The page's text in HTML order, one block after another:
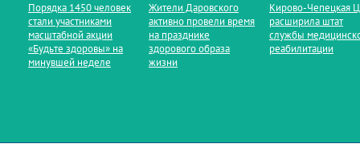
Порядка 1450 человек
стали участниками
масштабной акции
«Будьте здоровы» на
минувшей неделе
Жители Даровского
активно провели время
на празднике
здорового образа
жизни
Кирово‑Чепецкая
расширила штат
службы
реабилитации